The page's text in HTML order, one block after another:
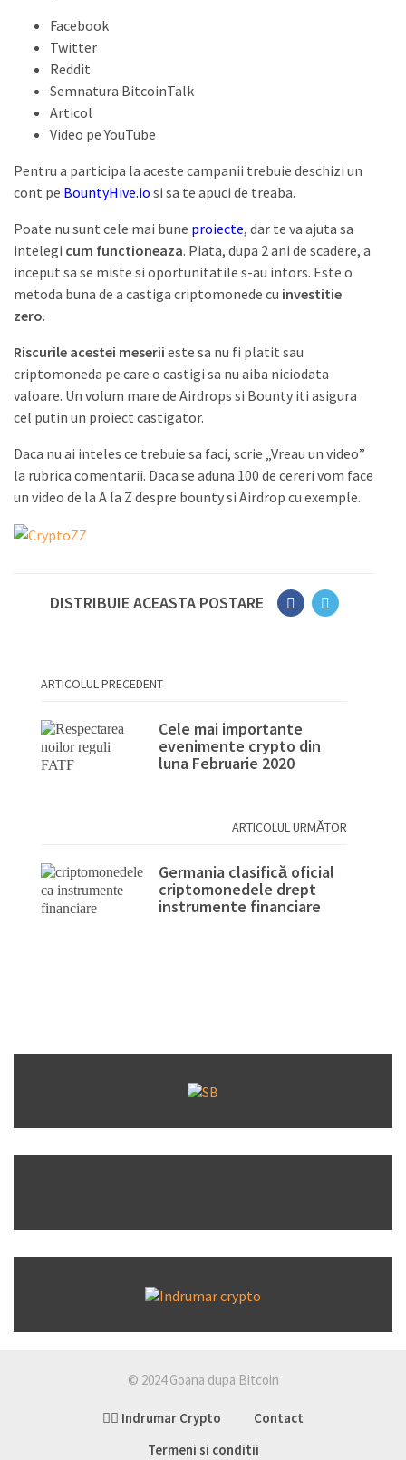
Facebook
Twitter
Reddit
Semnatura BitcoinTalk
Articol
Video pe YouTube
Pentru a participa la aceste campanii trebuie deschizi un
cont pe BountyHive.io si sa te apuci de treaba.
Poate nu sunt cele mai bune proiecte, dar te va ajuta sa
intelegi cum functioneaza. Piata, dupa 2 ani de scadere, a
inceput sa se miste si oportunitatile s-au intors. Este o
metoda buna de a castiga criptomonede cu investitie
zero.
Riscurile acestei meserii este sa nu fi platit sau
criptomoneda pe care o castigi sa nu aiba niciodata
valoare. Un volum mare de Airdrops si Bounty iti asigura
cel putin un proiect castigator.
Daca nu ai inteles ce trebuie sa faci, scrie „Vreau un video”
la rubrica comentarii. Daca se aduna 100 de cereri vom face
un video de la A la Z despre bounty si Airdrop cu exemple.
DISTRIBUIE ACEASTA POSTARE
ARTICOLUL PRECEDENT
Cele mai importante
evenimente crypto din
luna Februarie 2020
ARTICOLUL URMĂTOR
Germania clasifică oficial
criptomonedele drept
instrumente financiare
© 2024 Goana dupa Bitcoin
👉🏽 Indrumar Crypto
Contact
Termeni si conditii